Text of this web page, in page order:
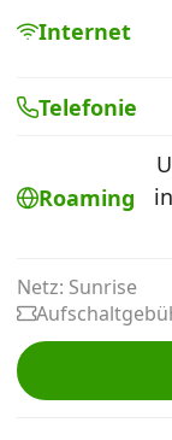
Alle
Internet,
Internet
Telefonie
Roaming
Netz: Sunrise